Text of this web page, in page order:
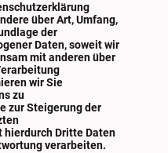
über Art, Umfang,
der
Daten, soweit wir
mit anderen über
wir Sie
zu
zur Steigerung der
hierdurch Dritte Daten
verarbeiten.